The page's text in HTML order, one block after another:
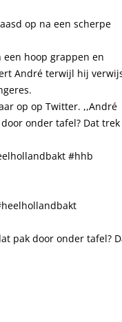
op na een scherpe
een hoop grappen en
André terwijl hij
op op Twitter. ,,André
door onder tafel? Dat
#hhb
pak door onder tafel?